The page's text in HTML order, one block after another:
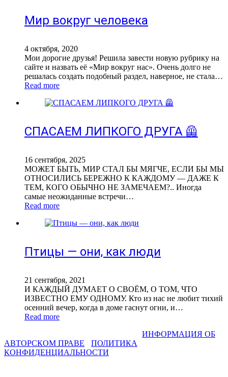
Мир вокруг человека
4 октября, 2020
Мои дорогие друзья! Решила завести новую рубрику на
сайте и назвать её «Мир вокруг нас». Очень долго не
решалась создать подобный раздел, наверное, не стала…
Read more
СПАСАЕМ ЛИПКОГО ДРУГА 🦺
16 сентября, 2025
МОЖЕТ БЫТЬ, МИР СТАЛ БЫ МЯГЧЕ, ЕСЛИ БЫ МЫ
ОТНОСИЛИСЬ БЕРЕЖНО К КАЖДОМУ — ДАЖЕ К
ТЕМ, КОГО ОБЫЧНО НЕ ЗАМЕЧАЕМ?.. Иногда
самые неожиданные встречи…
Read more
Птицы — они, как люди
21 сентября, 2021
И КАЖДЫЙ ДУМАЕТ О СВОЁМ, О ТОМ, ЧТО
ИЗВЕСТНО ЕМУ ОДНОМУ. Кто из нас не любит тихий
осенний вечер, когда в доме гаснут огни, и…
Read more
ИНФОРМАЦИЯ ОБ
АВТОРСКОМ ПРАВЕ
ПОЛИТИКА
КОНФИДЕНЦИАЛЬНОСТИ